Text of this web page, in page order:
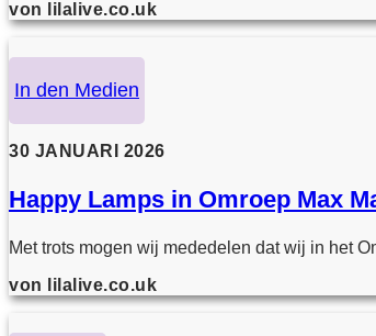
von lilalive.co.uk
In den Medien
30 JANUARI 2026
Happy Lamps in Omroep Max
Met trots mogen wij mededelen dat wij in het
von lilalive.co.uk